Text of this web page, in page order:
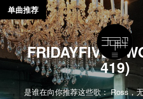
419)
是谁在向你推荐这些歌： Ross，
单曲推荐